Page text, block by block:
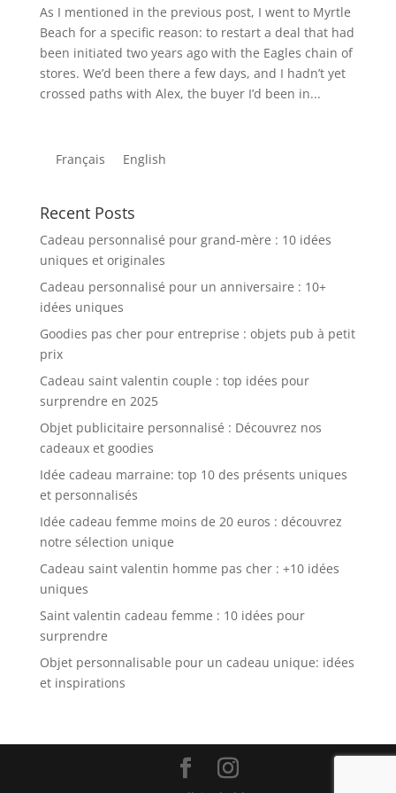
As I mentioned in the previous post, I went to Myrtle
Beach for a specific reason: to restart a deal that had
been initiated two years ago with the Eagles chain of
stores. We’d been there a few days, and I hadn’t yet
crossed paths with Alex, the buyer I’d been in...
Français English
Recent Posts
Cadeau personnalisé pour grand-mère : 10 idées
uniques et originales
Cadeau personnalisé pour un anniversaire : 10+
idées uniques
Goodies pas cher pour entreprise : objets pub à petit
prix
Cadeau saint valentin couple : top idées pour
surprendre en 2025
Objet publicitaire personnalisé : Découvrez nos
cadeaux et goodies
Idée cadeau marraine: top 10 des présents uniques
et personnalisés
Idée cadeau femme moins de 20 euros : découvrez
notre sélection unique
Cadeau saint valentin homme pas cher : +10 idées
uniques
Saint valentin cadeau femme : 10 idées pour
surprendre
Objet personnalisable pour un cadeau unique: idées
et inspirations